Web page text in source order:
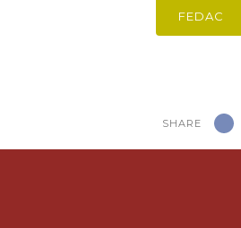
FEDAC
SHARE